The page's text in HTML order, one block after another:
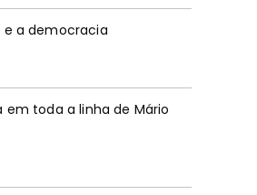
e a democracia
toda a linha de Mário